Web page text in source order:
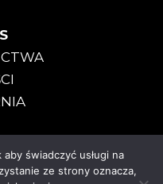
świadczyć usługi na
ze strony oznacza,